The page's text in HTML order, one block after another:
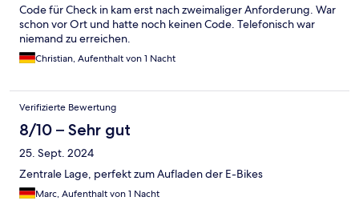
Code für Check in kam erst nach zweimaliger Anforderung. War
schon vor Ort und hatte noch keinen Code. Telefonisch war
niemand zu erreichen.
Christian, Aufenthalt von 1 Nacht
Verifizierte Bewertung
8/10 – Sehr gut
25. Sept. 2024
Zentrale Lage, perfekt zum Aufladen der E-Bikes
Marc, Aufenthalt von 1 Nacht